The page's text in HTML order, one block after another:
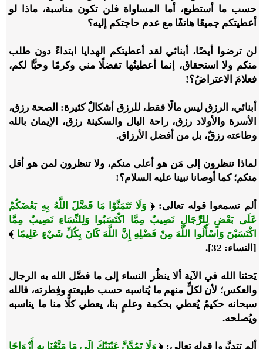
حسب ما أستطيع، أما المساواة فلن تكون مناسبة، ماذا لو
أعطيتكم جميعًا هاتفًا مع عدم حاجتكم إليه؟
لن ترضوا أيضًا، أبنائي لقد أعطيتكم الهدايا ابتداءً دون طلب
منكم ولا استحقاق، إنما أعطيتُها تفضلًا مني وكرمًا وحبًّا لكم،
فعلامَ الاعتراضُ؟!
أبنائي، الرزق ليس مالًا فقط، للرزق أشكالٌ كثيرة: الصحة رزق،
الأسرة والأولاد رزق، راحة البال والسكينة رزق، الإيمان بالله
وطاعته رزقٌ، بل من أفضل الأرزاق.
لماذا تنظرون إلى مَن هو أعلى منكم، ولا تنظرون لمن هو أقل
منكم؛ كما أوصانا نبينا عليه السلام؟!
ألم تسمعوا قوله تعالى: ﴿ وَلَا تَتَمَنَّوْا مَا فَضَّلَ اللَّهُ بِهِ بَعْضَكُمْ
عَلَى بَعْضٍ لِلرِّجَالِ نَصِيبٌ مِمَّا اكْتَسَبُوا وَلِلنِّسَاءِ نَصِيبٌ مِمَّا
اكْتَسَبْنَ وَاسْأَلُوا اللَّهَ مِنْ فَضْلِهِ إِنَّ اللَّهَ كَانَ بِكُلِّ شَيْءٍ عَلِيمًا ﴾
[النساء: 32].
يَحثنا الله في الآية ألا ينظُر النساء إلى ما فضَّل الله به الرجال
والعكس؛ لأن لكلٍّ منهم ما يُناسبه حسب طبيعته وفِطرته، فالله
سبحانه حكيمٌ يُعطي بحكمة وعلمٍ بنا، يعطي كلًّا منا ما يناسبه
ويُصلحه.
ألم تتدبَّروا قوله تعالى: ﴿وَلَا تَمُدَّنَّ عَيْنَيْكَ إِلَى مَا مَتَّعْنَا بِهِ أَزْوَاجًا